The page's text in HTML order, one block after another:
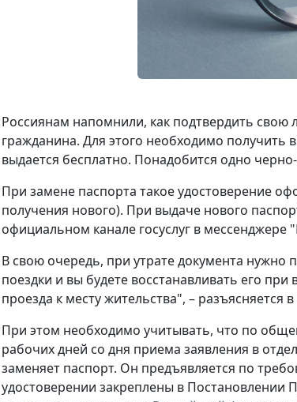
Россиянам напомнили, как подтвердить свою
гражданина. Для этого необходимо
выдается бесплатно. Понадобится одно
При замене паспорта такое удостоверение
получения нового). При выдаче нового
официальном канале госуслуг в мессенджере
В свою очередь, при утрате документа нужно
поездки и вы будете восстанавливать его
проезда к месту жительства", – разъясняется
При этом необходимо учитывать, что по
рабочих дней со дня приема заявления в
заменяет паспорт. Он предъявляется по
удостоверении закреплены в Постановлении